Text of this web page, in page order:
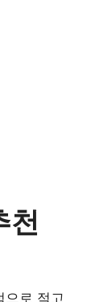
천
으로 적고